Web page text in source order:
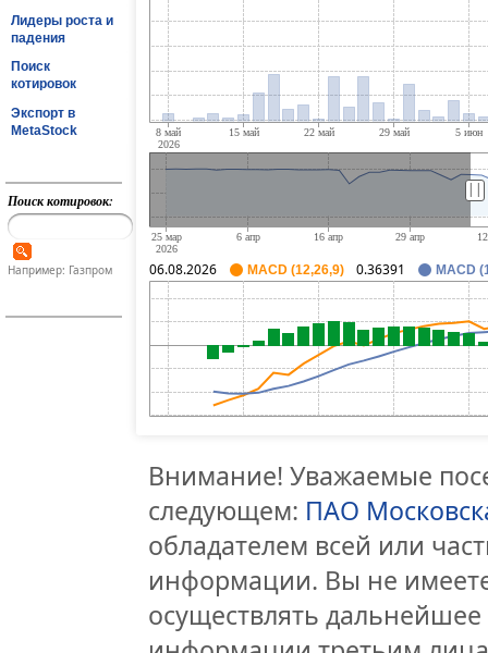
Лидеры роста и
падения
Поиск
котировок
Экспорт в
MetaStock
Поиск котировок:
Например: Газпром
||
06.08.2026 MACD (12,26,9) 0.36391 MACD
Внимание! Уважаемые
следующем: ПАО
обладателем всей или
информации. Вы не
осуществлять